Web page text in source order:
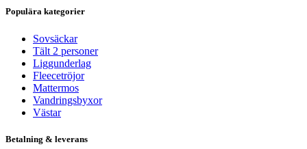
Populära kategorier
Sovsäckar
Tält 2 personer
Liggunderlag
Fleecetröjor
Mattermos
Vandringsbyxor
Västar
Betalning & leverans